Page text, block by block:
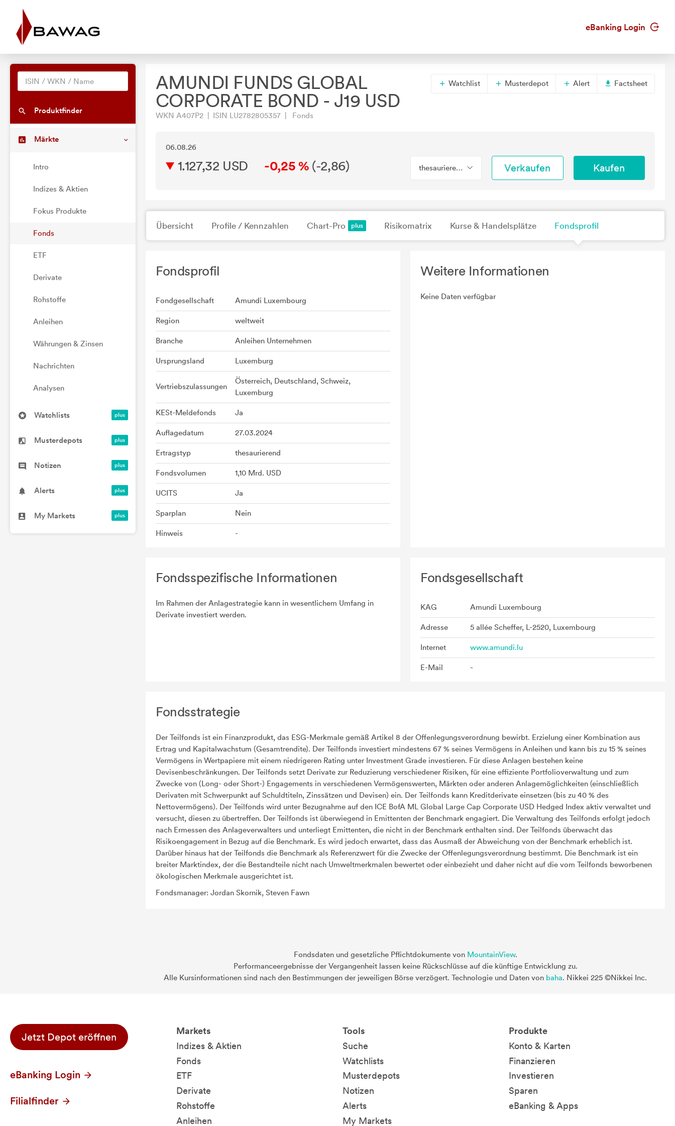
eBanking Login
Produktfinder
Märkte
Intro
Indizes & Aktien
Fokus Produkte
Fonds
ETF
Derivate
Rohstoffe
Anleihen
Währungen & Zinsen
Nachrichten
Analysen
Watchlists
Musterdepots
Notizen
Alerts
My Markets
AMUNDI FUNDS GLOBAL
CORPORATE BOND - J19 USD
WKN A407P2 | ISIN LU2782805357 | Fonds
Watchlist Musterdepot Alert Factsheet
06.08.26
1.127,32 USD -0,25 % (-2,86) thesaurierend Verkaufen Kaufen
Übersicht Profile / Kennzahlen Chart-Pro Risikomatrix Kurse & Handelsplätze Fondsprofil
Fondsprofil
Fondgesellschaft Amundi Luxembourg
Region weltweit
Branche Anleihen Unternehmen
Ursprungsland Luxemburg
Vertriebszulassungen
Österreich, Deutschland, Schweiz,
Luxemburg
KESt-Meldefonds Ja
Auflagedatum 27.03.2024
Ertragstyp thesaurierend
Fondsvolumen 1,10 Mrd. USD
UCITS Ja
Sparplan Nein
Hinweis -
Weitere Informationen
Keine Daten verfügbar
Fondsspezifische Informationen
Im Rahmen der Anlagestrategie kann in wesentlichem Umfang in
Derivate investiert werden.
Fondsgesellschaft
KAG Amundi Luxembourg
Adresse 5 allée Scheffer, L-2520, Luxembourg
Internet www.amundi.lu
E-Mail -
Fondsstrategie
Der Teilfonds ist ein Finanzprodukt, das ESG-Merkmale gemäß Artikel 8 der Offenlegungsverordnung bewirbt. Erzielung einer Kombination aus
Ertrag und Kapitalwachstum (Gesamtrendite). Der Teilfonds investiert mindestens 67 % seines Vermögens in Anleihen und kann bis zu 15 % seines
Vermögens in Wertpapiere mit einem niedrigeren Rating unter Investment Grade investieren. Für diese Anlagen bestehen keine
Devisenbeschränkungen. Der Teilfonds setzt Derivate zur Reduzierung verschiedener Risiken, für eine effiziente Portfolioverwaltung und zum
Zwecke von (Long- oder Short-) Engagements in verschiedenen Vermögenswerten, Märkten oder anderen Anlagemöglichkeiten (einschließlich
Derivaten mit Schwerpunkt auf Schuldtiteln, Zinssätzen und Devisen) ein. Der Teilfonds kann Kreditderivate einsetzen (bis zu 40 % des
Nettovermögens). Der Teilfonds wird unter Bezugnahme auf den ICE BofA ML Global Large Cap Corporate USD Hedged Index aktiv verwaltet und
versucht, diesen zu übertreffen. Der Teilfonds ist überwiegend in Emittenten der Benchmark engagiert. Die Verwaltung des Teilfonds erfolgt jedoch
nach Ermessen des Anlageverwalters und unterliegt Emittenten, die nicht in der Benchmark enthalten sind. Der Teilfonds überwacht das
Risikoengagement in Bezug auf die Benchmark. Es wird jedoch erwartet, dass das Ausmaß der Abweichung von der Benchmark erheblich ist.
Darüber hinaus hat der Teilfonds die Benchmark als Referenzwert für die Zwecke der Offenlegungsverordnung bestimmt. Die Benchmark ist ein
breiter Marktindex, der die Bestandteile nicht nach Umweltmerkmalen bewertet oder einbezieht und daher nicht auf die vom Teilfonds beworbenen
ökologischen Merkmale ausgerichtet ist.
Fondsmanager: Jordan Skornik, Steven Fawn
Fondsdaten und gesetzliche Pflichtdokumente von MountainView.
Performanceergebnisse der Vergangenheit lassen keine Rückschlüsse auf die künftige Entwicklung zu.
Alle Kursinformationen sind nach den Bestimmungen der jeweiligen Börse verzögert. Technologie und Daten von baha. Nikkei 225 ©Nikkei Inc.
Jetzt Depot eröffnen
eBanking Login
Filialfinder
Markets
Indizes & Aktien
Fonds
ETF
Derivate
Rohstoffe
Anleihen
Tools
Suche
Watchlists
Musterdepots
Notizen
Alerts
My Markets
Produkte
Konto & Karten
Finanzieren
Investieren
Sparen
eBanking & Apps